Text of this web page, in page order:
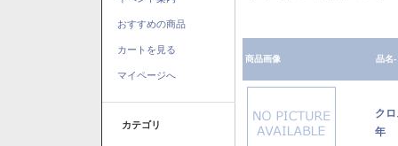
おすすめの商品
カートを見る
マイページへ
カテゴリ
商品画像 品名-
ク
年